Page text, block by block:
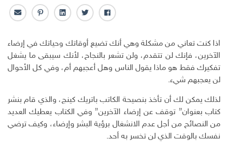
ف
ب
و
ت
ت
ر
ل
ك
د
ب
س
ت
ا
ي
د
إ
ل
ك
اذا كنت تعاني من مشكلة وهي أنك تضيع أوقاتك وحياتك في إرضاء
الآخرين، فإنك لن تتقدم، ولن تشعر بالنجاح، لأنك سيبقى ما يشغل
تفكيرك فقط هو ماذا يقول الناس وهل أعجبهم أم، وفي كل الأحوال
لن يعجبهم شيء.
لذلك يمكن لك أن تأخذ بنصيحة الكاتب باتريك كينج، والذي قام بنشر
كتاب بعنوان” توقف عن إرضاء الآخرين” وفي الكتاب يعطيك العديد
من النصائح من أجل عدم الانشغال برؤية البشر وإرضاء، وكيف ترضي
نفسك بالوقت الذي لن تخسر به أحد.